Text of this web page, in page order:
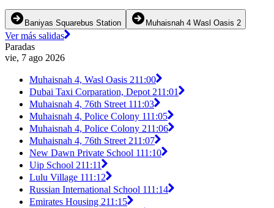
Baniyas Squarebus Station Muhaisnah 4 Wasl Oasis 2
Ver más salidas
Paradas
vie, 7 ago 2026
Muhaisnah 4, Wasl Oasis 211:00
Dubai Taxi Corparation, Depot 211:01
Muhaisnah 4, 76th Street 111:03
Muhaisnah 4, Police Colony 111:05
Muhaisnah 4, Police Colony 211:06
Muhaisnah 4, 76th Street 211:07
New Dawn Private School 111:10
Uip School 211:11
Lulu Village 111:12
Russian International School 111:14
Emirates Housing 211:15